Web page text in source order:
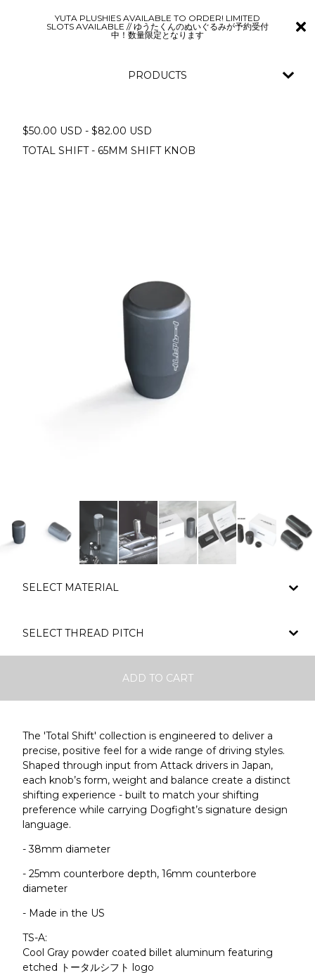
YUTA PLUSHIES AVAILABLE TO ORDER! LIMITED
SLOTS AVAILABLE // ゆうたくんのぬいぐるみが予約受付
中！数量限定となります
PRODUCTS
$50.00 USD - $82.00 USD
TOTAL SHIFT - 65MM SHIFT KNOB
ADD TO CART
The 'Total Shift' collection is engineered to deliver a
precise, positive feel for a wide range of driving styles.
Shaped through input from Attack drivers in Japan,
each knob’s form, weight and balance create a distinct
shifting experience - built to match your shifting
preference while carrying Dogfight’s signature design
language.
- 38mm diameter
- 25mm counterbore depth, 16mm counterbore
diameter
- Made in the US
TS-A:
Cool Gray powder coated billet aluminum featuring
etched トータルシフト logo